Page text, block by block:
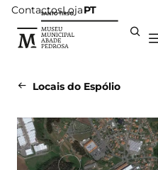
ContactosLojaPT
Locais do Espólio